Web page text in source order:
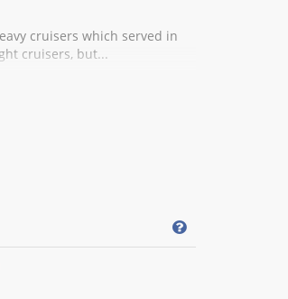
cruisers which served in
cruisers, but...